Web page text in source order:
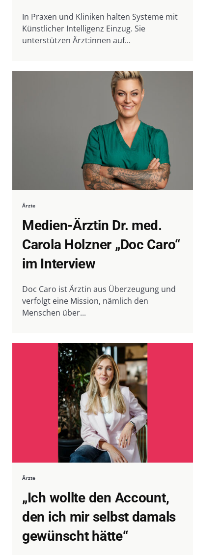
In Praxen und Kliniken halten Systeme mit
Künstlicher Intelligenz Einzug. Sie
unterstützen Ärzt:innen auf...
Ärzte
Medien-Ärztin Dr. med.
Carola Holzner „Doc Caro“
im Interview
Doc Caro ist Ärztin aus Überzeugung und
verfolgt eine Mission, nämlich den
Menschen über...
Ärzte
„Ich wollte den Account,
den ich mir selbst damals
gewünscht hätte“